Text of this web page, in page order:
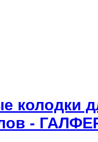
колодки
-